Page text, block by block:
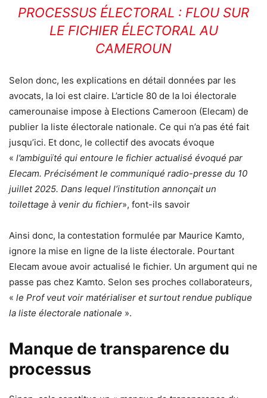
PROCESSUS ÉLECTORAL : FLOU SUR
LE FICHIER ÉLECTORAL AU
CAMEROUN
Selon donc, les explications en détail données par les
avocats, la loi est claire. L’article 80 de la loi électorale
camerounaise impose à Elections Cameroon (Elecam) de
publier la liste électorale nationale. Ce qui n’a pas été fait
jusqu’ici. Et donc, le collectif des avocats évoque
« l’ambiguïté qui entoure le fichier actualisé évoqué par
Elecam. Précisément le communiqué radio-presse du 10
juillet 2025. Dans lequel l’institution annonçait un
toilettage à venir du fichier», font-ils savoir
Ainsi donc, la contestation formulée par Maurice Kamto,
ignore la mise en ligne de la liste électorale. Pourtant
Elecam avoue avoir actualisé le fichier. Un argument qui ne
passe pas chez Kamto. Selon ses proches collaborateurs,
« le Prof veut voir matérialiser et surtout rendue publique
la liste électorale nationale ».
Manque de transparence du
processus